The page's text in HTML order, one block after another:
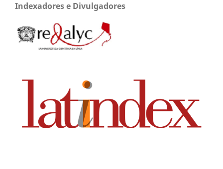
Indexadores e Divulgadores